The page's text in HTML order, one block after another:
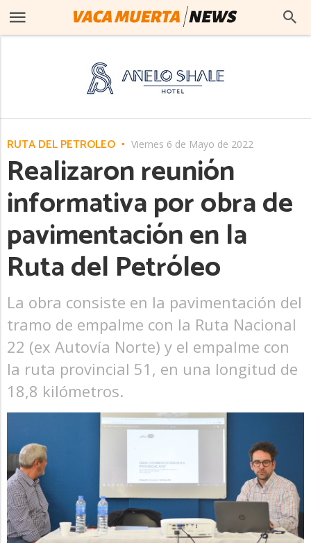
RUTA DEL PETRÓLEO Viernes 6 de Mayo de 2022
Realizaron reunión
informativa por obra de
pavimentación en la
Ruta del Petróleo
La obra consiste en la pavimentación del
tramo de empalme con la Ruta Nacional
22 (ex Autovía Norte) y el empalme con
la ruta provincial 51, en una longitud de
18,8 kilómetros.